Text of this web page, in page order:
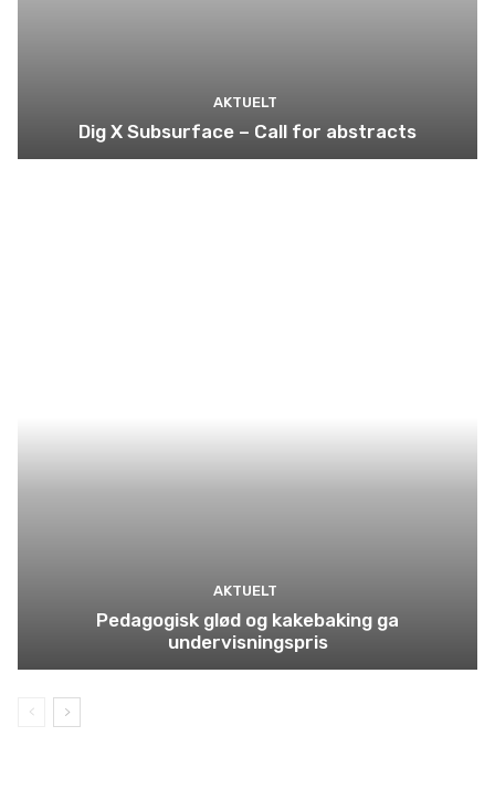
AKTUELT
Dig X Subsurface – Call for abstracts
AKTUELT
Pedagogisk glød og kakebaking ga
undervisningspris